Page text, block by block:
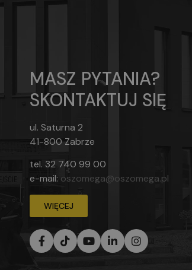
MASZ PYTANIA?
SKONTAKTUJ SIĘ
ul. Saturna 2
41-800 Zabrze
tel. 32 740 99 00
e-mail: oszomega@oszomega.pl
WIĘCEJ